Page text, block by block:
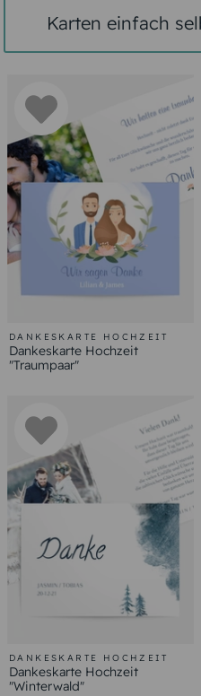
Karten einfach
DANKESKARTE HOCHZEIT
Dankeskarte Hochzeit
"Traumpaar"
DANKESKARTE HOCHZEIT
Dankeskarte Hochzeit
"Winterwald"